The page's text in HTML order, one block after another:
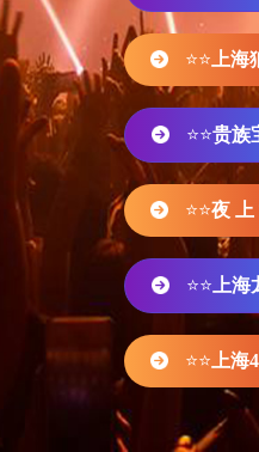
⭐⭐ 上海
⭐⭐贵族
⭐⭐夜 上
⭐⭐ 上
⭐⭐ 上海